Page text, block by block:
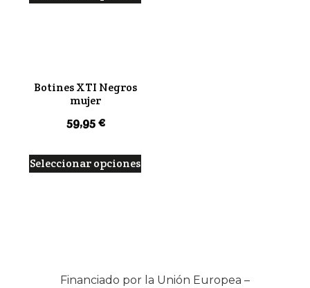
Botines XTI Negros
mujer
59,95€
Seleccionar opciones
Financiado por la Unión Europea –